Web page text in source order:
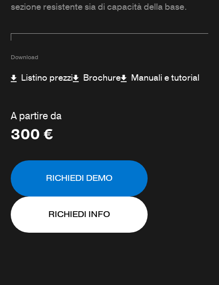
sezione resistente sia di capacità della base.
Download
Listino prezzi Brochure Manuali e tutorial
A partire da
300€
RICHIEDI DEMO
RICHIEDI INFO